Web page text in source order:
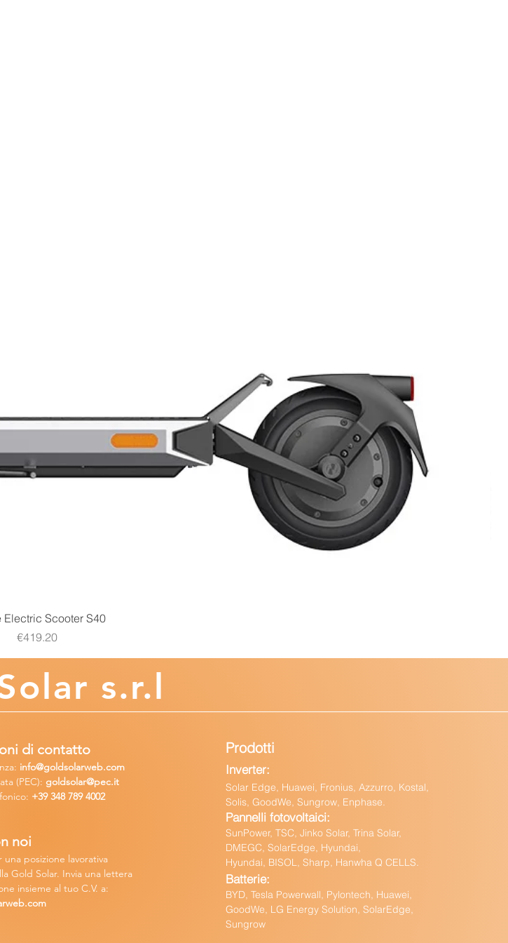
solari
gruppo di
solare
Quick View
Electric Scooter S40
Price
€419.20
s.r.l
noi
posizione lavorativa
Gold Solar. Invia una lettera
insieme al tuo C.V. a:
di contatto
za: info@goldsolarweb.com
(PEC): goldsolar@pec.it
+39 348789 4002
Prodotti
Inverter:
Solar Edge, Huawei, Fronius, Azzurro, Kostal,
Solis, GoodWe, Sungrow, Enphase.
Pannelli fotovoltaici:
SunPower, TSC, Jinko Solar, Trina Solar,
DMEGC, SolarEdge, Hyundai,
Hyundai, BISOL, Sharp, Hanwha Q CELLS.
Batterie:
BYD, Tesla Powerwall, Pylontech, Huawei,
GoodWe, LG Energy Solution, SolarEdge,
Sungrow